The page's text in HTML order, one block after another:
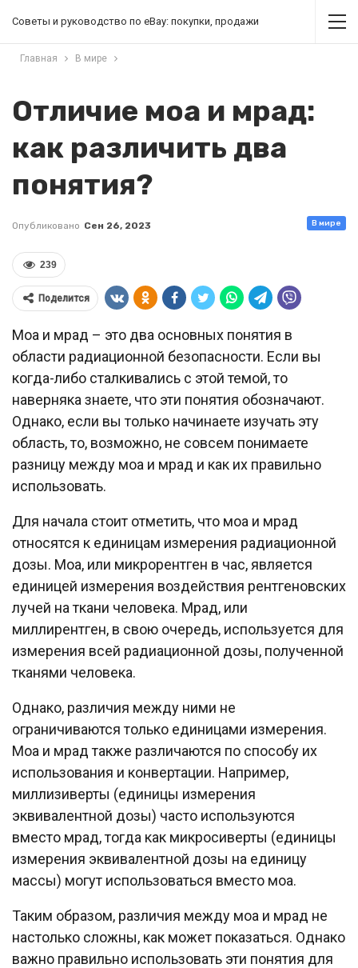
Советы и руководство по eBay: покупки, продажи
Главная В мире
Отличие моа и мрад:
как различить два
понятия?
В мире
Опубликовано Сен 26, 2023
239
Поделится
Моа и мрад – это два основных понятия в
области радиационной безопасности. Если вы
когда-либо сталкивались с этой темой, то
наверняка знаете, что эти понятия обозначают.
Однако, если вы только начинаете изучать эту
область, то, возможно, не совсем понимаете
разницу между моа и мрад и как их правильно
использовать.
Для начала стоит отметить, что моа и мрад
относятся к единицам измерения радиационной
дозы. Моа, или микрорентген в час, является
единицей измерения воздействия рентгеновских
лучей на ткани человека. Мрад, или
миллирентген, в свою очередь, используется для
измерения всей радиационной дозы, полученной
тканями человека.
Однако, различия между ними не
ограничиваются только единицами измерения.
Моа и мрад также различаются по способу их
использования и конвертации. Например,
миллизиверты (единицы измерения
эквивалентной дозы) часто используются
вместо мрад, тогда как микросиверты (единицы
измерения эквивалентной дозы на единицу
массы) могут использоваться вместо моа.
Таким образом, различия между моа и мрад не
настолько сложны, как может показаться. Однако
важно правильно использовать эти понятия для